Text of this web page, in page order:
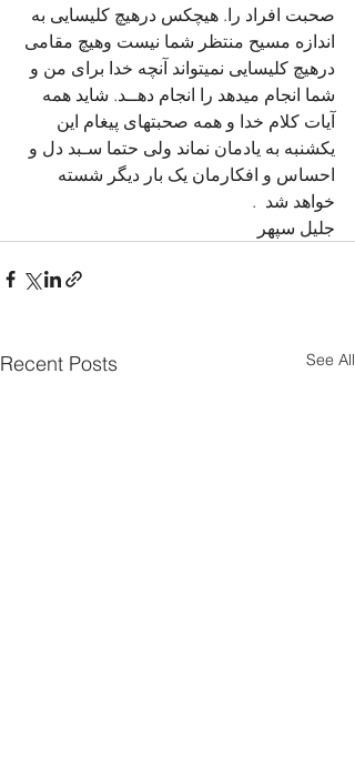
صحبت افراد را. هیچکس درهیچ کلیسایی به
اندازه مسیح منتظر شما نیست وهیچ مقامی
درهیچ کلیسایی نمیتواند آنچه خدا برای من و
شما انجام میدهد را انجام دهــد. شاید همه
آیات کلام خدا و همه صحبتهای پیغام این
یکشنبه به یادمان نماند ولی حتما سـبد دل و
احساس و افکارمان یک بار دیگر شسته
خواهد شد  .
جلیل سپهر
Recent Posts See All